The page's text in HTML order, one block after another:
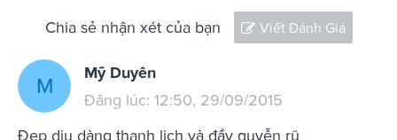
Chia sẻ nhận xét của bạn Viết Đánh Giá
M
Mỹ Duyên
Đăng lúc: 12:50, 29/09/2015
Đẹp dịu dàng thanh lịch và đầy quyễn rũ